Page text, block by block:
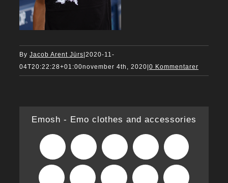
By Jacob Arent Jürs 2020-11-
04T20:22:28+01:00november 4th, 2020 0 Kommentarer
Emosh - Emo clothes and accessories
Facebook Reddit LinkedIn WhatsApp
Tumblr Pinterest Xing